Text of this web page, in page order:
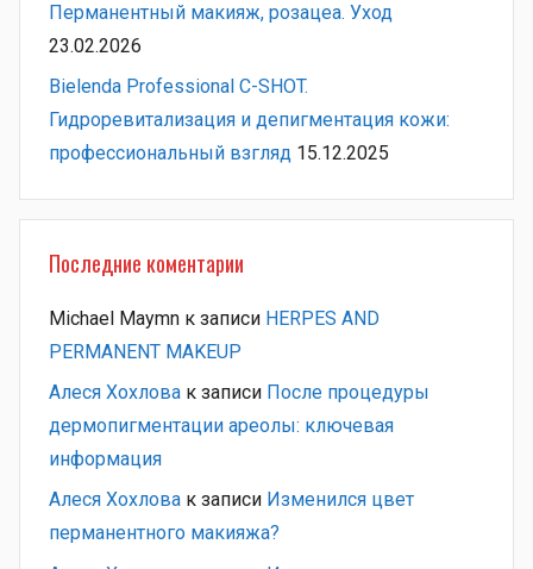
Перманентный макияж, розацеа. Уход
23.02.2026
Bielenda Professional C-SHOT.
Гидроревитализация и депигментация кожи:
профессиональный взгляд 15.12.2025
Последние коментарии
Michael Maymn к записи HERPES AND
PERMANENT MAKEUP
Алеся Хохлова к записи После процедуры
дермопигментации ареолы: ключевая
информация
Алеся Хохлова к записи Изменился цвет
перманентного макияжа?